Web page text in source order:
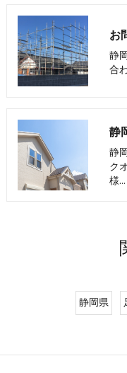
お
静
合
静
静
ク
様…
静岡県